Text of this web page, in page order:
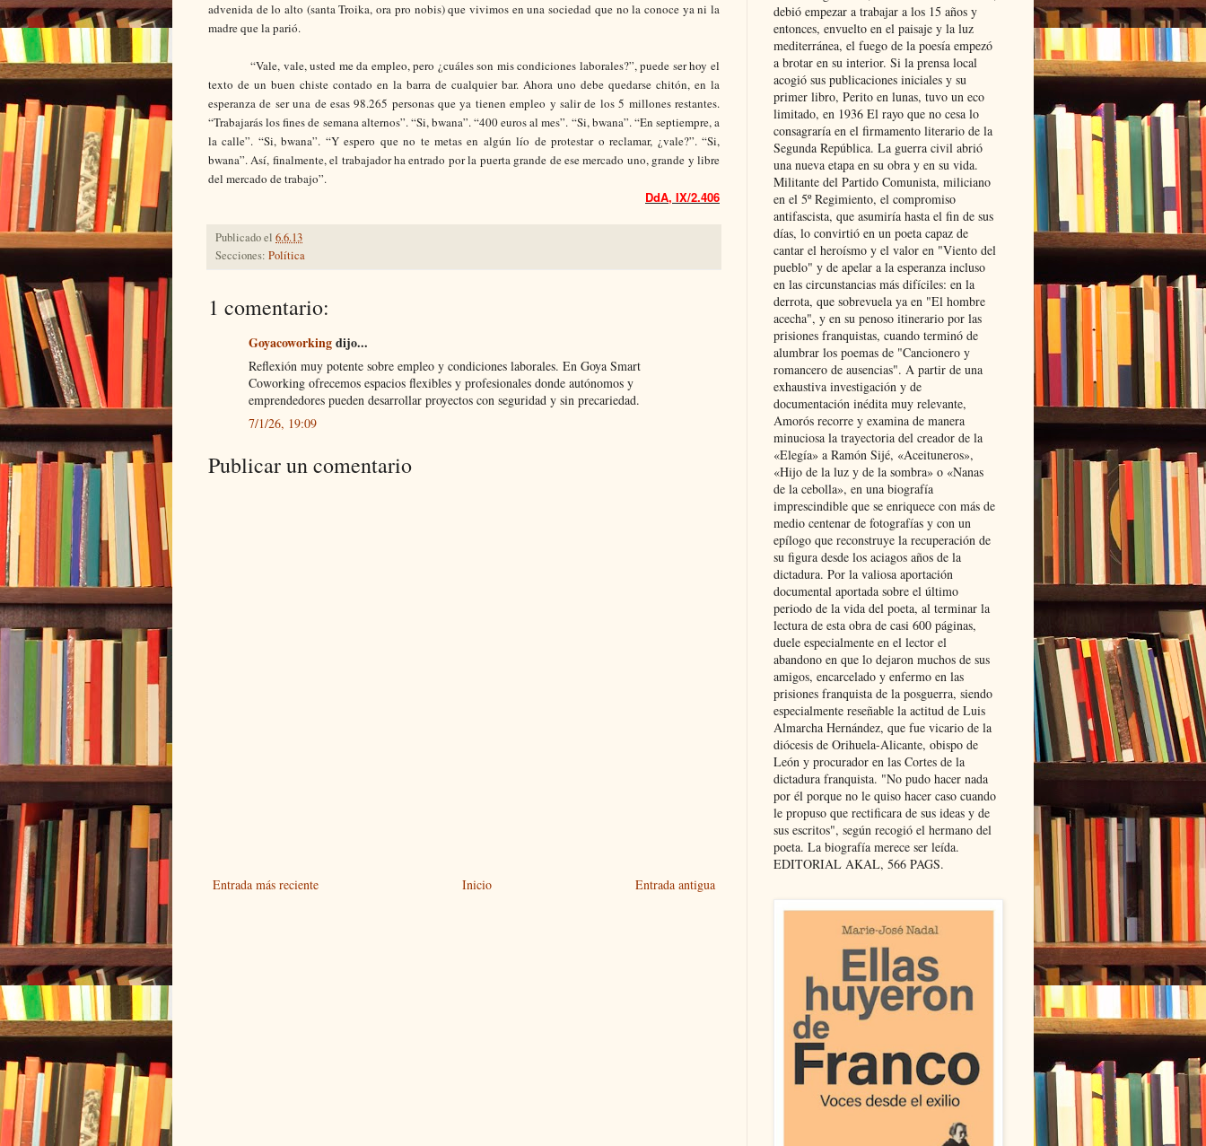
advenida de lo alto (santa Troika, ora pro nobis) que vivimos en una sociedad que no la conoce ya ni la
madre que la parió.
“Vale, vale, usted me da empleo, pero ¿cuáles son mis condiciones laborales?”, puede ser hoy el
texto de un buen chiste contado en la barra de cualquier bar. Ahora uno debe quedarse chitón, en la
esperanza de ser una de esas 98.265 personas que ya tienen empleo y salir de los 5 millones restantes.
“Trabajarás los fines de semana alternos”. “Si, bwana”. “400 euros al mes”. “Si, bwana”. “En septiempre, a
la calle”. “Si, bwana”. “Y espero que no te metas en algún lío de protestar o reclamar, ¿vale?”. “Si,
bwana”. Así, finalmente, el trabajador ha entrado por la puerta grande de ese mercado uno, grande y libre
del mercado de trabajo”.
DdA, IX/2.406
Publicado el 6.6.13
Secciones: Política
1 comentario:
Goyacoworkingdijo...
Reflexión muy potente sobre empleo y condiciones laborales. En Goya Smart
Coworking ofrecemos espacios flexibles y profesionales donde autónomos y
emprendedores pueden desarrollar proyectos con seguridad y sin precariedad.
7/1/26, 19:09
Publicar un comentario
Entrada más reciente Entrada antigua
Inicio
debió empezar a trabajar a los 15 años y
entonces, envuelto en el paisaje y la luz
mediterránea, el fuego de la poesía empezó
a brotar en su interior. Si la prensa local
acogió sus publicaciones iniciales y su
primer libro, Perito en lunas, tuvo un eco
limitado, en 1936 El rayo que no cesa lo
consagraría en el firmamento literario de la
Segunda República. La guerra civil abrió
una nueva etapa en su obra y en su vida.
Militante del Partido Comunista, miliciano
en el 5º Regimiento, el compromiso
antifascista, que asumiría hasta el fin de sus
días, lo convirtió en un poeta capaz de
cantar el heroísmo y el valor en "Viento del
pueblo" y de apelar a la esperanza incluso
en las circunstancias más difíciles: en la
derrota, que sobrevuela ya en "El hombre
acecha", y en su penoso itinerario por las
prisiones franquistas, cuando terminó de
alumbrar los poemas de "Cancionero y
romancero de ausencias". A partir de una
exhaustiva investigación y de
documentación inédita muy relevante,
Amorós recorre y examina de manera
minuciosa la trayectoria del creador de la
«Elegía» a Ramón Sijé, «Aceituneros»,
«Hijo de la luz y de la sombra» o «Nanas
de la cebolla», en una biografía
imprescindible que se enriquece con más de
medio centenar de fotografías y con un
epílogo que reconstruye la recuperación de
su figura desde los aciagos años de la
dictadura. Por la valiosa aportación
documental aportada sobre el último
periodo de la vida del poeta, al terminar la
lectura de esta obra de casi 600 páginas,
duele especialmente en el lector el
abandono en que lo dejaron muchos de sus
amigos, encarcelado y enfermo en las
prisiones franquista de la posguerra, siendo
especialmente reseñable la actitud de Luis
Almarcha Hernández, que fue vicario de la
diócesis de Orihuela-Alicante, obispo de
León y procurador en las Cortes de la
dictadura franquista. "No pudo hacer nada
por él porque no le quiso hacer caso cuando
le propuso que rectificara de sus ideas y de
sus escritos", según recogió el hermano del
poeta. La biografía merece ser leída.
EDITORIAL AKAL, 566 PAGS.